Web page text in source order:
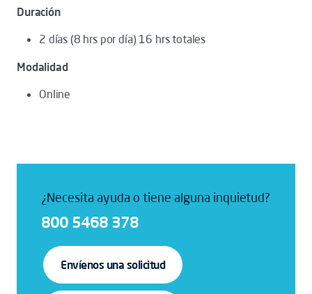
Duración
2 días (8 hrs por día) 16 hrs totales
Modalidad
Online
¿Necesita ayuda o tiene alguna inquietud?
800 5468 378
Envíenos una solicitud